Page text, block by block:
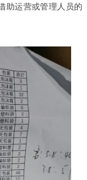
助运营或管理人员的